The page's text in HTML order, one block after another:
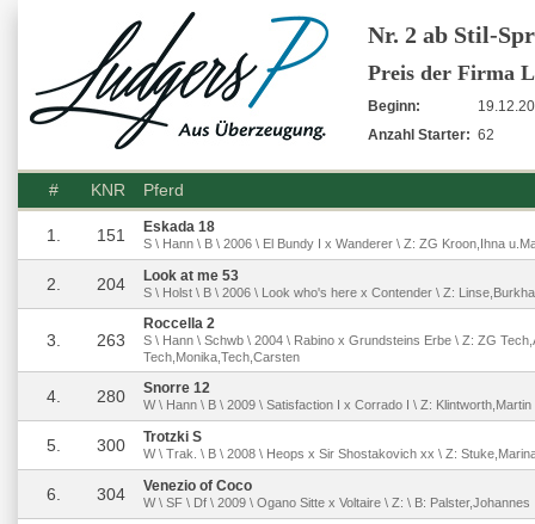
Nr. 2 ab Stil-
Preis der Firma
Beginn:
Anzahl Starter: 62
# KNR Pferd
1. 151 Eskada 18
S \ Hann \ B \ 2006 \ El Bundy I x Wanderer \ Z: ZG Kroon,Ihna
2. 204 Look at me 53
S \ Holst \ B \ 2006 \ Look who's here x Contender \ Z:
3. 263
Roccella 2
S \ Hann \ Schwb \ 2004 \ Rabino x Grundsteins Erbe \ Z: ZG
Tech,Monika,Tech,Carsten
4. 280 Snorre 12
W \ Hann \ B \ 2009 \ Satisfaction I x Corrado I \ Z:
5. 300 Trotzki S
W \ Trak. \ B \ 2008 \ Heops x Sir Shostakovich xx \ Z:
6. 304 Venezio of Coco
W \ SF \ Df \ 2009 \ Ogano Sitte x Voltaire \ Z: \ B: Palster,Johannes